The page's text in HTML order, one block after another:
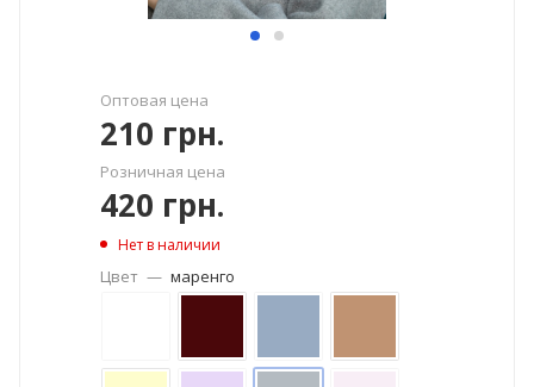
Оптовая цена
210 грн.
Розничная цена
420 грн.
Нет в наличии
Цвет — маренго